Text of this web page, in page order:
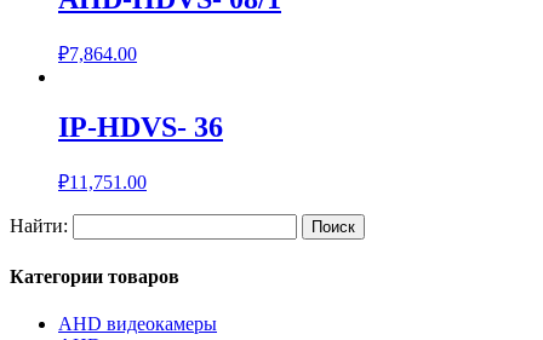
₽7,864.00
IP-HDVS- 36
₽11,751.00
Найти:
Категории товаров
AHD видеокамеры